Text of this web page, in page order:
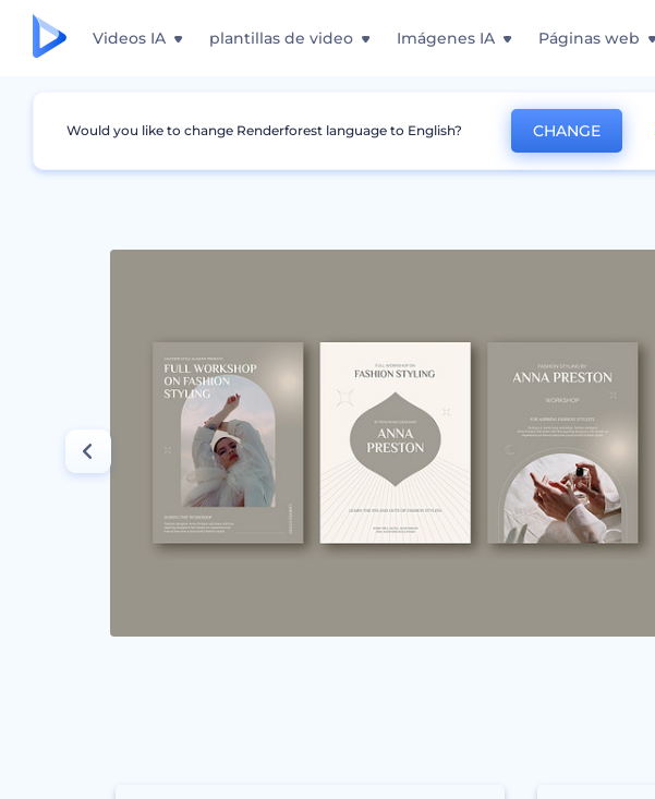
Videos IA plantillas de video Imágenes IA Páginas web
Gráficos Carteles Paquete Promocional de Taller de Moda
Would you like to change Renderforest language to English? CHANGE